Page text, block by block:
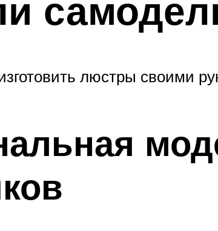
люстры своими